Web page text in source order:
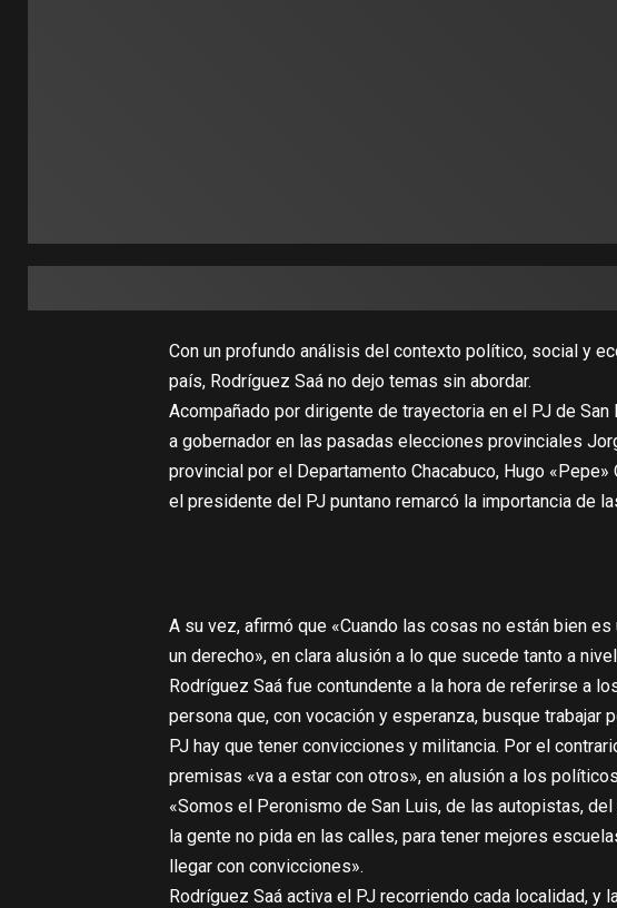
Con un profundo análisis del contexto político, social y
país, Rodríguez Saá no dejo temas sin abordar.
Acompañado por dirigente de trayectoria en el PJ de
a gobernador en las pasadas elecciones provinciales
provincial por el Departamento Chacabuco, Hugo
el presidente del PJ puntano remarcó la importancia de
A su vez, afirmó que «Cuando las cosas no están bien
un derecho», en clara alusión a lo que sucede tanto a
Rodríguez Saá fue contundente a la hora de referirse a
persona que, con vocación y esperanza, busque trabajar
PJ hay que tener convicciones y militancia. Por el
premisas «va a estar con otros», en alusión a los
«Somos el Peronismo de San Luis, de las autopistas,
la gente no pida en las calles, para tener mejores
llegar con convicciones».
Rodríguez Saá activa el PJ recorriendo cada localidad, y